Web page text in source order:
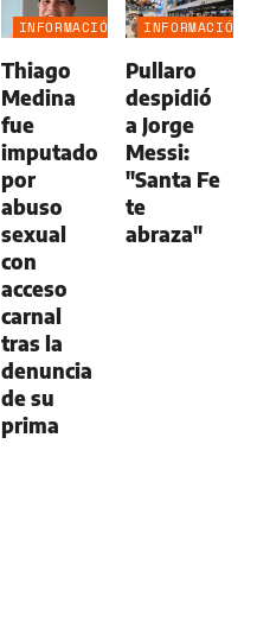
INFORMACIÓN
Thiago
Medina
fue
imputado
por
abuso
sexual
con
acceso
carnal
tras la
denuncia
de su
prima
INFORMACIÓN
Pullaro
despidió
a Jorge
Messi:
"Santa Fe
te
abraza"